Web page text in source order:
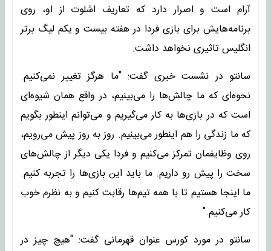
آرام است و اصرار دارد که تعاریف اشلوت از او، روی
برنامه‌هایش برای بازی فردا در هفته بیست و یکم لیگ برتر
انگلیس تاثیری نخواهد داشت.
سانتو در نشست خبری گفت: "ما هرگز تغییر نمی‌کنیم.
نحوه‌ای که ما چالش‌ها را می‌بینیم، در واقع همان شیوه‌ای
است که در بازی‌ها به کار می‌گیریم و می‌توانم اینطور بگویم
که ما زندگی را هم اینطور می‌بینیم. روز به روز پیش می‌رویم،
روی وظایفمان تمرکز می‌کنیم و فردا یکی دیگر از چالش‌های
سخت را پیش رو داریم. ما باید این بازی‌ها را تجربه کنیم.
ما اینجا هستیم تا با همه تیم‌ها رقابت کنیم و به نظرم خوب
کار می‌کنیم."
سانتو در مورد کورس عنوان قهرمانی گفت: "هیچ چیز در